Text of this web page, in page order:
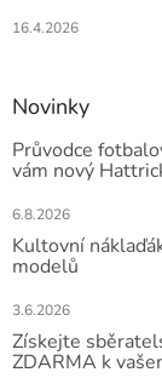
16.4.2026
Novinky
Průvodce
vám nový
6.8.2026
Kultovní
modelů
3.6.2026
Získejte
ZDARMA k